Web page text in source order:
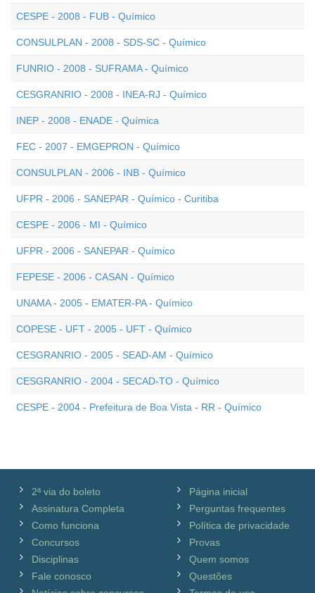
CESPE - 2008 - FUB - Químico
CONSULPLAN - 2008 - SDS-SC - Químico
FUNRIO - 2008 - SUFRAMA - Químico
CESGRANRIO - 2008 - INEA-RJ - Químico
INEP - 2008 - ENADE - Química
FEC - 2007 - EMGEPRON - Químico
CONSULPLAN - 2006 - INB - Químico
UFPR - 2006 - SANEPAR - Químico - Curitiba
CESPE - 2006 - MI - Químico
UFPR - 2006 - SANEPAR - Químico
FEPESE - 2006 - CASAN - Químico
UNAMA - 2005 - EMATER-PA - Químico
COPESE - UFT - 2005 - UFT - Químico
CESGRANRIO - 2005 - SEAD-AM - Químico
CESGRANRIO - 2004 - SECAD-TO - Químico
CESPE - 2004 - Prefeitura de Boa Vista - RR - Químico
2ª via do boleto
Assinatura Completa
Como funciona
Concursos
Disciplinas
Fale conosco
Página inicial
Perguntas frequentes
Política de privacidade
Provas
Quem somos
Questões